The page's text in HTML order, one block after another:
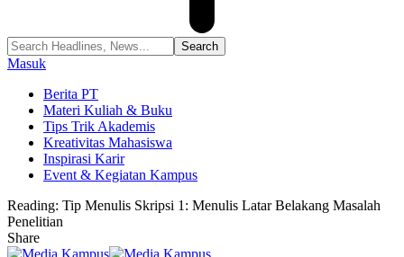
Masuk
Berita PT
Materi Kuliah & Buku
Tips Trik Akademis
Kreativitas Mahasiswa
Inspirasi Karir
Event & Kegiatan Kampus
Reading: Tip Menulis Skripsi 1: Menulis Latar Belakang Masalah
Penelitian
Share